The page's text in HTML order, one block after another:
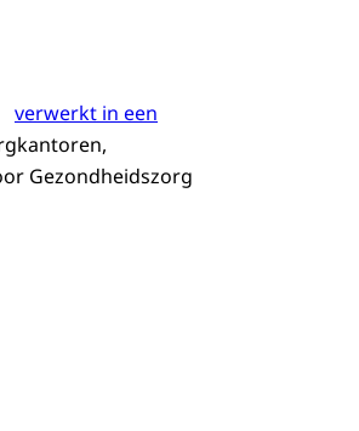
verwerkt in een
Gezondheidszorg